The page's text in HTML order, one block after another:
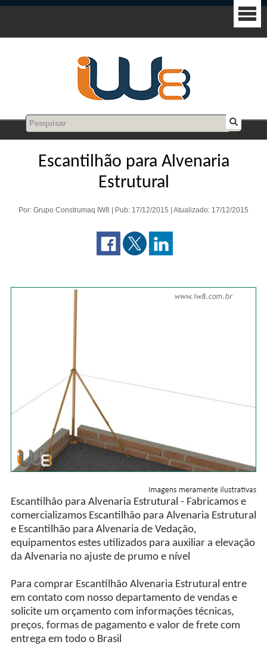
Escantilhão para Alvenaria
Estrutural
Por: Grupo Construmaq IW8 | Pub: 17/12/2015 | Atualizado: 17/12/2015
Escantilhão para Alvenaria Estrutural - Fabricamos e
comercializamos Escantilhão para Alvenaria Estrutural
e Escantilhão para Alvenaria de Vedação,
equipamentos estes utilizados para auxiliar a elevação
da Alvenaria no ajuste de prumo e nível
Para comprar Escantilhão Alvenaria Estrutural entre
em contato com nosso departamento de vendas e
solicite um orçamento com informações técnicas,
preços, formas de pagamento e valor de frete com
entrega em todo o Brasil